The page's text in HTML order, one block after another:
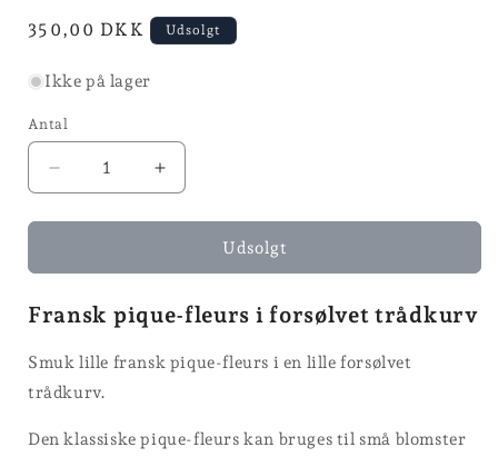
Normalpris
350,00 DKK Udsolgt
Ikke på lager
Antal
Reducer
antallet
for
fleurs
Øg
antallet
for
fleurs
Udsolgt
Fransk pique-fleurs i forsølvet trådkurv
Smuk lille fransk pique-fleurs i en lille forsølvet
trådkurv.
Den klassiske pique-fleurs kan bruges til små blomster